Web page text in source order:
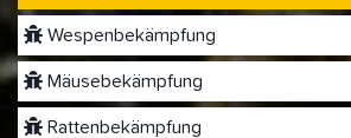
Wespenbekämpfung
Mäusebekämpfung
Rattenbekämpfung